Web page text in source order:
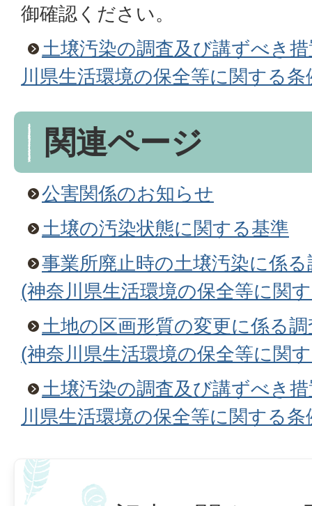
御確認ください。
土壌汚染の調査及び講ずべき
川県生活環境の保全等に関する条
関連ページ
公害関係のお知らせ
土壌の汚染状態に関する基準
事業所廃止時の土壌汚染に係
(神奈川県生活環境の保全等に関
土地の区画形質の変更に係る
(神奈川県生活環境の保全等に関
土壌汚染の調査及び講ずべき
川県生活環境の保全等に関する条